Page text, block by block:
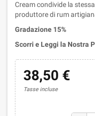
Cream condivide la
produttore di rum
Gradazione 15%
Scorri e Leggi la Nostra
38,50 €
Tasse incluse